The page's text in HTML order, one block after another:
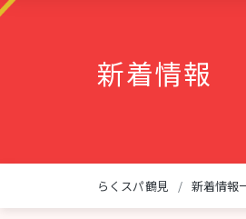
新着情報
らくスパ鶴見 新着情報